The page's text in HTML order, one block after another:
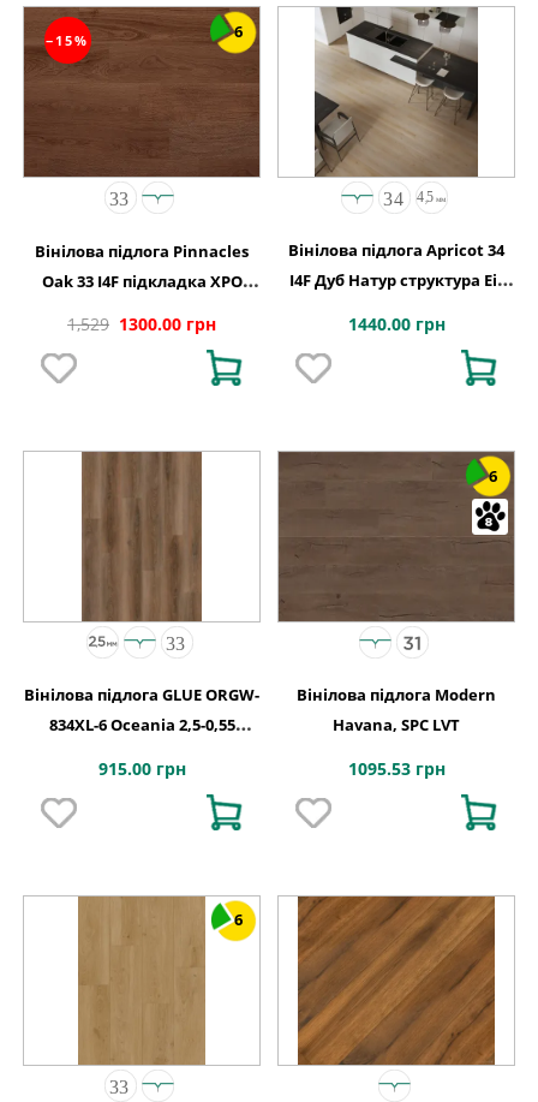
−15% 6
Вінілова підлога Pinnacles
Oak 33 I4F підкладка XPO
1,529 1300.00 грн
Вінілова підлога Apricot 34
I4F Дуб Натур структура Eir
1440.00 грн
Вінілова підлога GLUE ORGW-
834XL-6 Oceania 2,5-0,55
915.00 грн
6
Вінілова підлога Modern
Havana, SPC LVT
1095.53 грн
6